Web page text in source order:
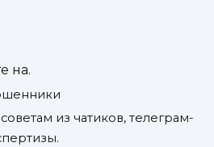
на.
из чатиков, телеграм-